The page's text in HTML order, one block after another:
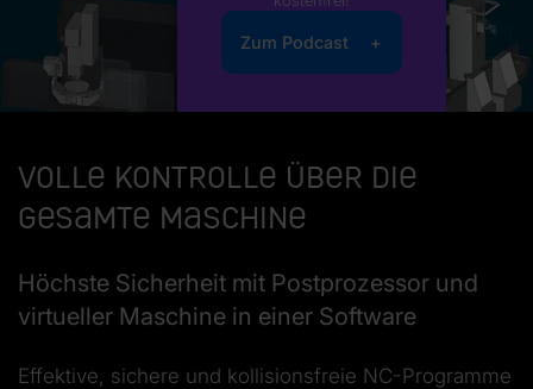
Zum Podcast
Volle Kontrolle über die
gesamte Maschine
Höchste Sicherheit mit Postprozessor und
virtueller Maschine in einer Software
Effektive, sichere und kollisionsfreie NC-Programme